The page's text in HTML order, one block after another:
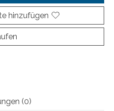
hinzufügen
(0)